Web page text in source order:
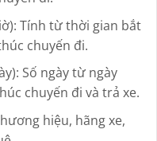
Tính từ thời gian bắt
chuyến đi.
Số ngày từ ngày
chuyến đi và trả xe.
hiệu, hãng xe,